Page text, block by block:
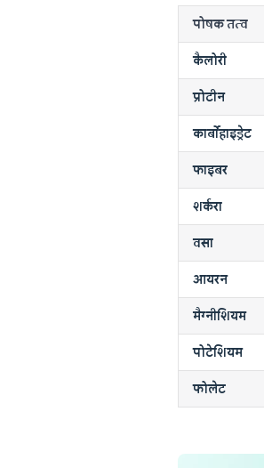
पोषक तत्व
कैलोरी
प्रोटीन
कार्बोहाइड्रेट
फाइबर
शर्करा
वसा
आयरन
मैग्नीशियम
पोटेशियम
फोलेट